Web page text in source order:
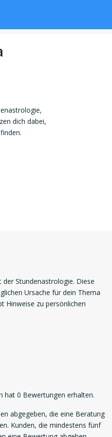
dich dabei,
der Stundenastrologie. Diese
Ursache für dein Thema
Hinweise zu persönlichen
hat 0 Bewertungen erhalten.
abgegeben, die eine Beratung
Kunden, die mindestens fünf